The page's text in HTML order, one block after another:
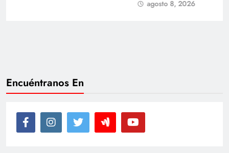
Encuéntranos En